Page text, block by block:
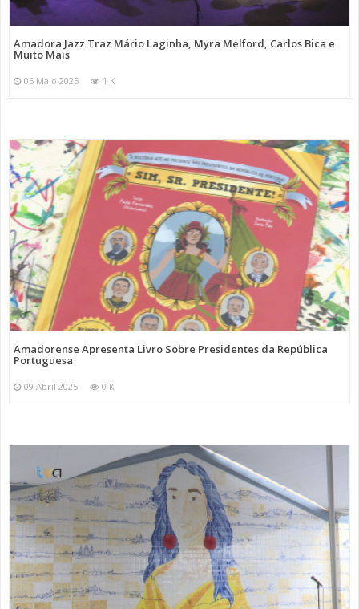
Amadora Jazz Traz Mário Laginha, Myra Melford, Carlos Bica e
Muito Mais
06 Maio 2025 1 K
Amadorense Apresenta Livro Sobre Presidentes da República
Portuguesa
09 Abril 2025 0 K